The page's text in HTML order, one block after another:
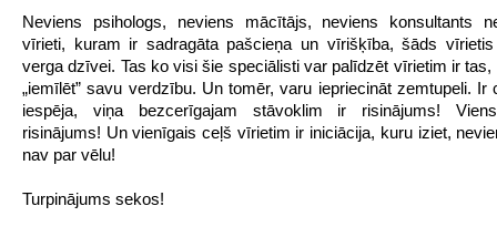
Neviens psihologs, neviens mācītājs, neviens konsultants
vīrieti, kuram ir sadragāta pašcieņa un vīrišķība, šāds
verga dzīvei. Tas ko visi šie speciālisti var palīdzēt vīrietim ir
„iemīlēt” savu verdzību. Un tomēr, varu iepriecināt zemtupeli. Ir
iespēja, viņa bezcerīgajam stāvoklim ir risinājums!
risinājums! Un vienīgais ceļš vīrietim ir iniciācija, kuru iziet,
nav par vēlu!
Turpinājums sekos!